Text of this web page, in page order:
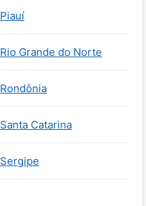
Piauí
Rio Grande do Norte
Rondônia
Santa Catarina
Sergipe